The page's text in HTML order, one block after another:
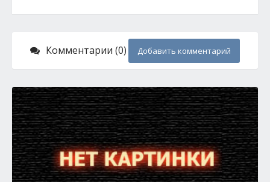
Комментарии (0) Добавить комментарий